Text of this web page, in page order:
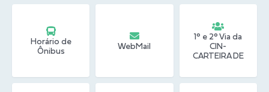
Horário de
Ônibus
WebMail
1° e 2° Via da
CIN-
CARTEIRA DE
NACIONAL